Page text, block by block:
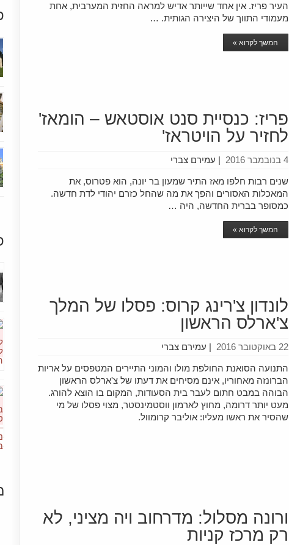
העיר פריז. אין אחד שייותר אדיש למראה החזית המערבית, אחת
מעמודי התווך של היצירה הגותית. …
המשך לקרוא »
פריז: כנסיית סנט אוסטאש – הומאז'
לחזיר על הויטראז'
עמירם צברי | 4 בנובמבר 2016
שנים רבות חלפו מאז התיר שמעון בר יונה, הוא פטרוס, את
המאכלות האסורים והפך את מה שהחל כזרם יהודי לדת חדשה.
כמסופר בברית החדשה, היה …
המשך לקרוא »
לונדון צ'רינג קרוס: פסלו של המלך
צ'ארלס הראשון
עמירם צברי | 22 באוקטובר 2016
התנועה הסואנת החולפת מולו והמוני התיירים המטפסים על אריות
הברונזה מאחוריו, אינם מסיחים את דעתו של צ'ארלס הראשון
הבוהה במבט חתום לעבר בית הסעודות, המקום בו הוצא להורג.
מעט יותר דרומה, מחוץ לארמון ווסטמינסטר, מצוי פסלו של מי
שהסיר את ראשו מעליו: אוליבר קרומוול.
ורונה מסלול: מדרחוב ויה מציני, לא
רק מרכז קניות